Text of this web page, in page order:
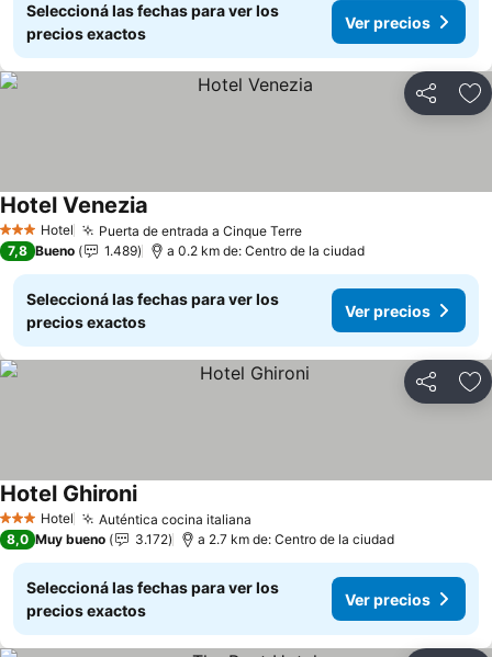
Seleccioná las fechas para ver los
precios exactos
Ver precios
Compartir
3 Estrellas
Hotel Puerta de entrada a Cinque TerreVer precios
Hotel Venezia
7,8 Bueno 1.489 a 0.2 km de: Centro de la ciudad
Seleccioná las fechas para ver los
precios exactos
Ver precios
Compartir
3 Estrellas
Hotel Auténtica cocina italiana
Hotel GhironiVer precios
8,0 Muy bueno 3.172 a 2.7 km de: Centro de la ciudad
Seleccioná las fechas para ver los
precios exactos
Ver precios